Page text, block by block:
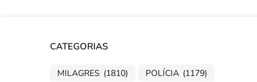
CATEGORIAS
MILAGRES (1810) POLÍCIA (1179)